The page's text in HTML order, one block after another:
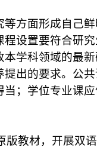
方面形成自己
设置要符合研
学科领域的最
出的要求。公
；学位专业课
教材，开展双